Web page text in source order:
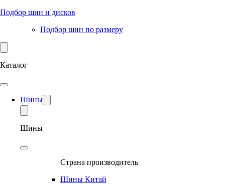
Подбор шин и дисков
Подбор шин по размеру
Каталог
Шины
Шины
Страна производитель
Шины Китай